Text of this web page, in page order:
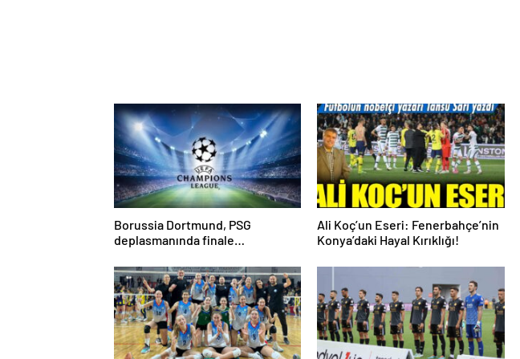
Borussia Dortmund, PSG
deplasmanında finale
Ali Koç’un Eseri: Fenerbahçe’nin
Konya’daki Hayal Kırıklığı!